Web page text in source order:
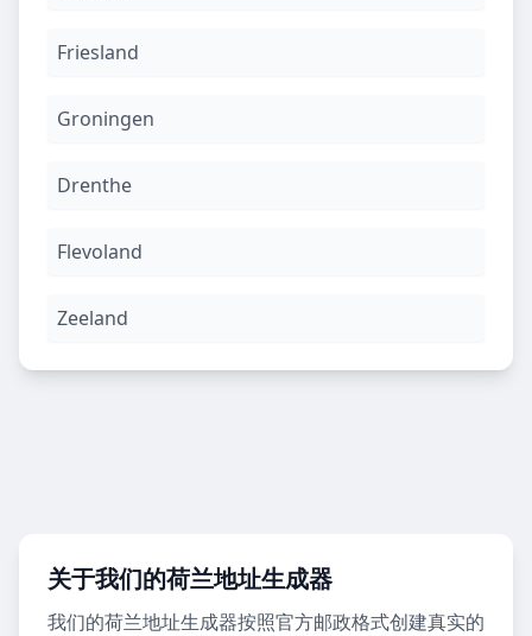
Friesland
Groningen
Drenthe
Flevoland
Zeeland
关于我们的荷兰地址生成器
我们的荷兰地址生成器按照官方邮政格式创建真实的